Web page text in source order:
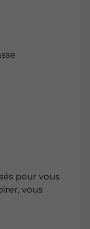
pour vous
vous